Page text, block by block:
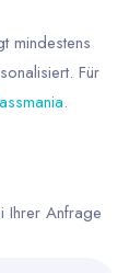
mindestens
Für
.
Ihrer Anfrage